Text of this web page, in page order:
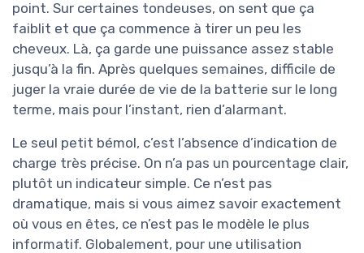
point. Sur certaines tondeuses, on sent que ça
faiblit et que ça commence à tirer un peu les
cheveux. Là, ça garde une puissance assez stable
jusqu’à la fin. Après quelques semaines, difficile de
juger la vraie durée de vie de la batterie sur le long
terme, mais pour l’instant, rien d’alarmant.
Le seul petit bémol, c’est l’absence d’indication de
charge très précise. On n’a pas un pourcentage clair,
plutôt un indicateur simple. Ce n’est pas
dramatique, mais si vous aimez savoir exactement
où vous en êtes, ce n’est pas le modèle le plus
informatif. Globalement, pour une utilisation